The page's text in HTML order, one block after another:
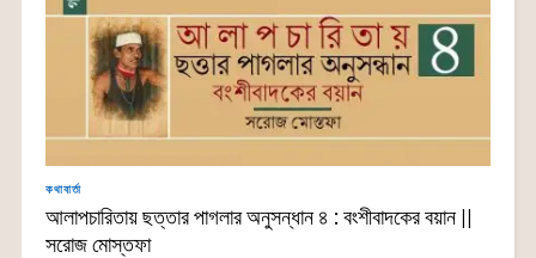
কথাবার্তা
আলাপচারিতায় ছত্তার পাগলার অনুসন্ধান ৪ : বংশীবাদকের বয়ান ||
সরোজ মোস্তফা